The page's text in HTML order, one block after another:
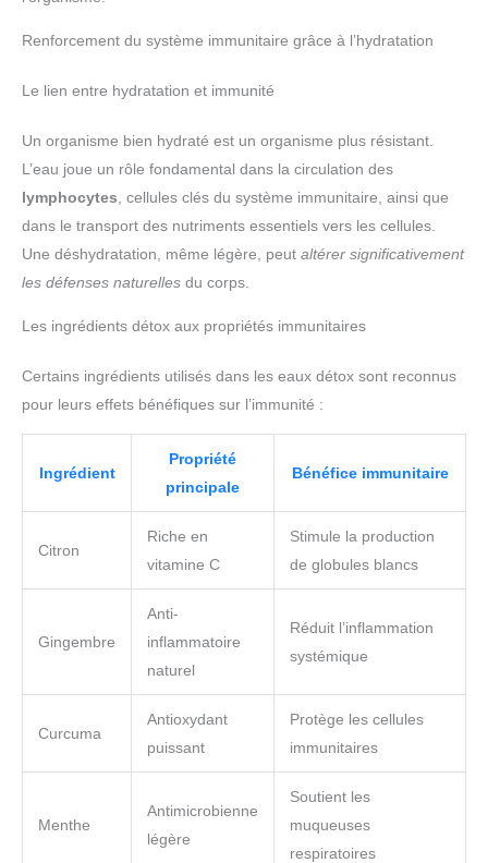
Renforcement du système immunitaire grâce à l’hydratation
Le lien entre hydratation et immunité
Un organisme bien hydraté est un organisme plus résistant.
L’eau joue un rôle fondamental dans la circulation des
lymphocytes , cellules clés du système immunitaire, ainsi que
dans le transport des nutriments essentiels vers les cellules.
Une déshydratation, même légère, peut altérer significativement
les défenses naturelles du corps.
Les ingrédients détox aux propriétés immunitaires
Certains ingrédients utilisés dans les eaux détox sont reconnus
pour leurs effets bénéfiques sur l’immunité :
Ingrédient
Propriété
principale
Bénéfice immunitaire
Citron
Riche en
vitamine C
Stimule la production
de globules blancs
Gingembre
Anti-
inflammatoire
naturel
Réduit l’inflammation
systémique
Curcuma
Antioxydant
puissant
Protège les cellules
immunitaires
Menthe
Antimicrobienne
légère
Soutient les
muqueuses
respiratoires